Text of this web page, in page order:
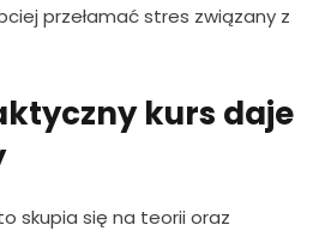
przełamać stres związany z
kurs daje
skupia się na teorii oraz